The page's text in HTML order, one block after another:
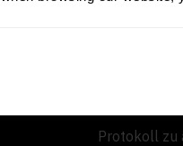
Protokoll zu